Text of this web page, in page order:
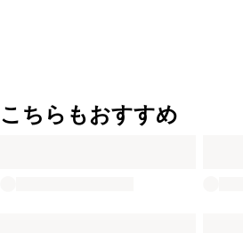
こちらもおすすめ